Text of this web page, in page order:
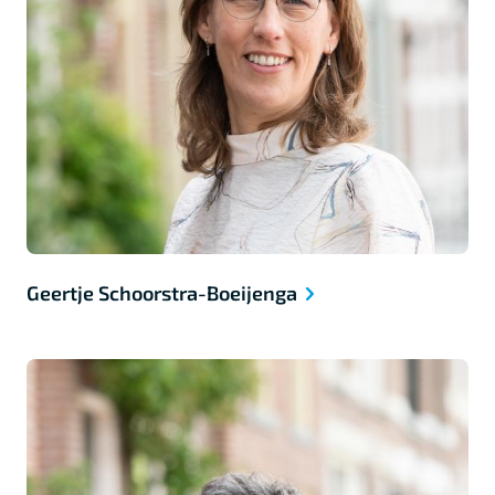
Geertje Schoorstra-Boeijenga